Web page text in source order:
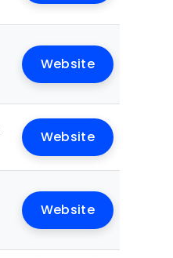
Website
Website
Website